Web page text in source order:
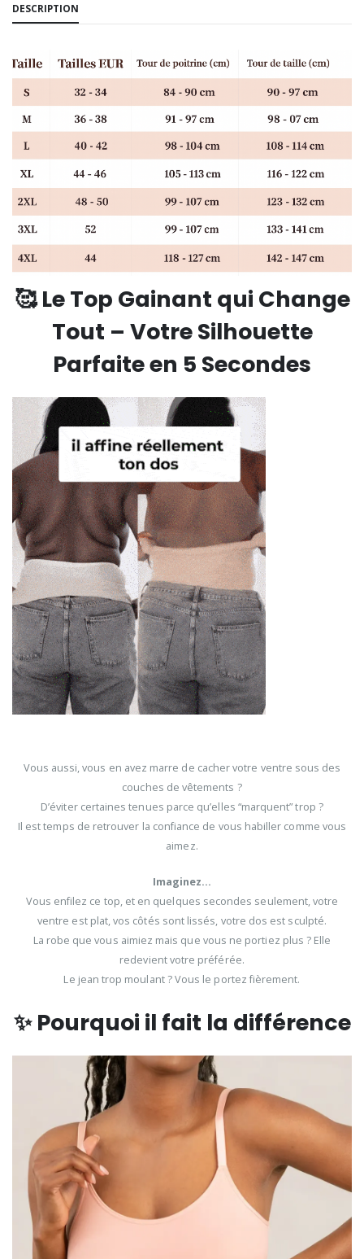
DESCRIPTION
🥰Le Top Gainant qui Change
Tout – Votre Silhouette
Parfaite en 5 Secondes
Vous aussi, vous en avez marre de cacher votre ventre sous des
couches de vêtements ?
D’éviter certaines tenues parce qu’elles “marquent” trop ?
Il est temps de retrouver la confiance de vous habiller comme vous
aimez.
Imaginez…
Vous enfilez ce top, et en quelques secondes seulement, votre
ventre est plat, vos côtés sont lissés, votre dos est sculpté.
La robe que vous aimiez mais que vous ne portiez plus ? Elle
redevient votre préférée.
Le jean trop moulant ? Vous le portez fièrement.
✨ Pourquoi il fait la différence